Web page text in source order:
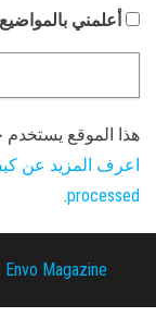
أعلمني
هذا الموقع يستخدم
اعرف المزيد عن
processed
.
Envo Magazine